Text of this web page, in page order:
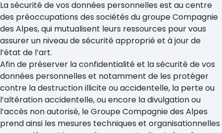
La sécurité de vos données personnelles est au centre
des préoccupations des sociétés du groupe Compagnie
des Alpes, qui mutualisent leurs ressources pour vous
assurer un niveau de sécurité approprié et à jour de
l’état de l’art.
Afin de préserver la confidentialité et la sécurité de vos
données personnelles et notamment de les protéger
contre la destruction illicite ou accidentelle, la perte ou
l’altération accidentelle, ou encore la divulgation ou
l’accès non autorisé, le Groupe Compagnie des Alpes
prend ainsi les mesures techniques et organisationnelles